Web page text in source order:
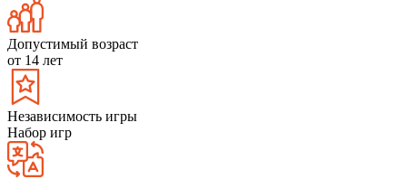
Допустимый возраст
от 14 лет
Независимость игры
Набор игр